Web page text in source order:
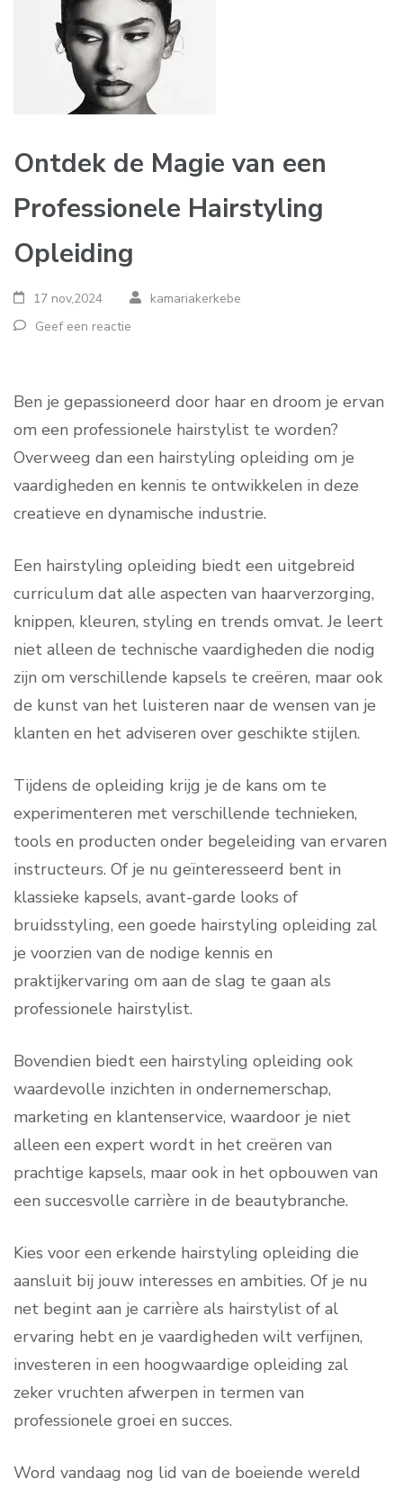
Ontdek de Magie van een
Professionele Hairstyling
Opleiding
17 nov,2024
kamariakerkebe
Geef een reactie
Ben je gepassioneerd door haar en droom je ervan
om een professionele hairstylist te worden?
Overweeg dan een hairstyling opleiding om je
vaardigheden en kennis te ontwikkelen in deze
creatieve en dynamische industrie.
Een hairstyling opleiding biedt een uitgebreid
curriculum dat alle aspecten van haarverzorging,
knippen, kleuren, styling en trends omvat. Je leert
niet alleen de technische vaardigheden die nodig
zijn om verschillende kapsels te creëren, maar ook
de kunst van het luisteren naar de wensen van je
klanten en het adviseren over geschikte stijlen.
Tijdens de opleiding krijg je de kans om te
experimenteren met verschillende technieken,
tools en producten onder begeleiding van ervaren
instructeurs. Of je nu geïnteresseerd bent in
klassieke kapsels, avant-garde looks of
bruidsstyling, een goede hairstyling opleiding zal
je voorzien van de nodige kennis en
praktijkervaring om aan de slag te gaan als
professionele hairstylist.
Bovendien biedt een hairstyling opleiding ook
waardevolle inzichten in ondernemerschap,
marketing en klantenservice, waardoor je niet
alleen een expert wordt in het creëren van
prachtige kapsels, maar ook in het opbouwen van
een succesvolle carrière in de beautybranche.
Kies voor een erkende hairstyling opleiding die
aansluit bij jouw interesses en ambities. Of je nu
net begint aan je carrière als hairstylist of al
ervaring hebt en je vaardigheden wilt verfijnen,
investeren in een hoogwaardige opleiding zal
zeker vruchten afwerpen in termen van
professionele groei en succes.
Word vandaag nog lid van de boeiende wereld